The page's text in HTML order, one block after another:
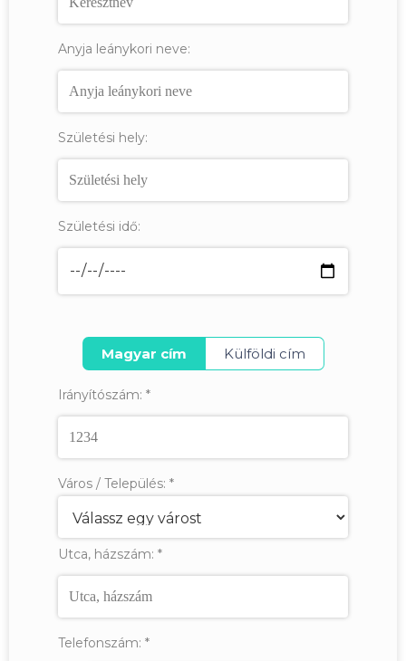
Anyja leánykori neve:
Születési hely:
Születési idő:
Magyar cím Külföldi cím
Irányítószám: *
Város / Település: *
Utca, házszám: *
Telefonszám: *